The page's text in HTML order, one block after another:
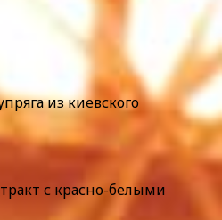
из киевского
с красно-белыми